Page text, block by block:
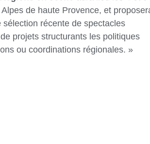
de haute Provence, et
récente de spectacles
projets structurants les politiques
ou coordinations régionales. »